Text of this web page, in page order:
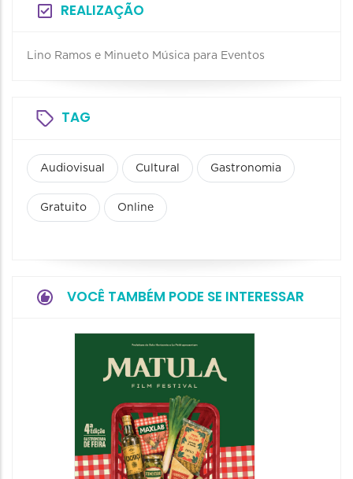
REALIZAÇÃO
Lino Ramos e Minueto Música para Eventos
TAG
Audiovisual Cultural Gastronomia
Gratuito Online
VOCÊ TAMBÉM PODE SE INTERESSAR